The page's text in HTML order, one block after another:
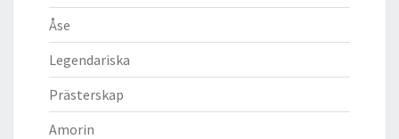
Åse
Legendariska
Prästerskap
Amorin